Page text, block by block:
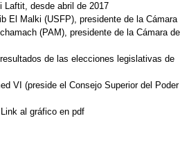
Laftit, desde abril de 2017
El Malki (USFP), presidente de la Cámara
(PAM), presidente de la Cámara de
resultados de las elecciones legislativas de
VI (preside el Consejo Superior del Poder
al gráfico en pdf